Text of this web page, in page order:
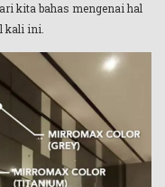
kita bahas mengenai hal
kali ini.